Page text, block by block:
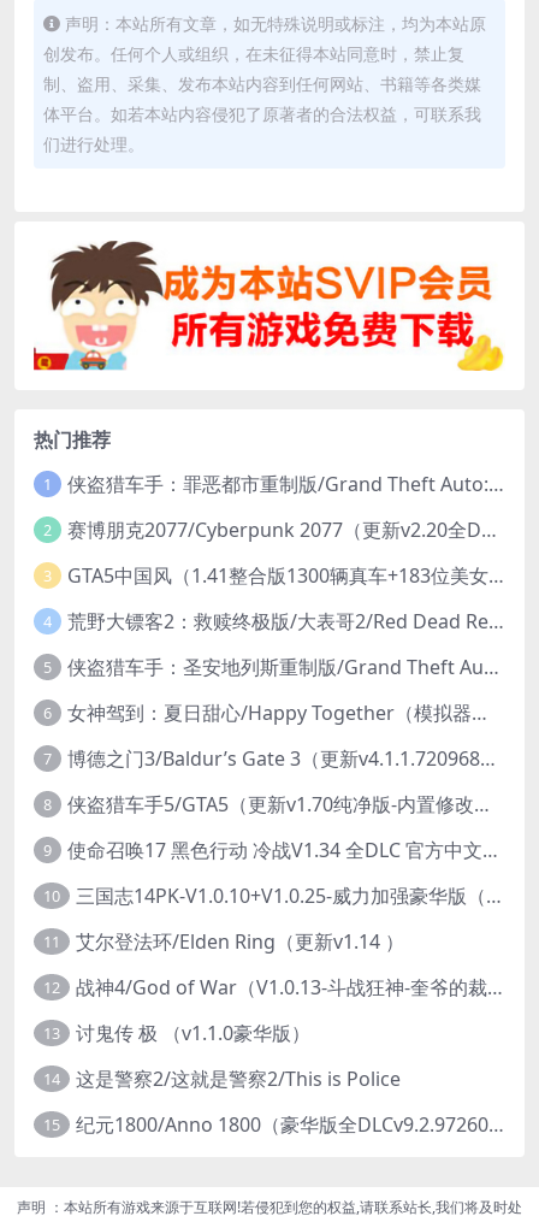
声明：本站所有文章，如无特殊说明或标注，均为本站原
创发布。任何个人或组织，在未征得本站同意时，禁止复
制、盗用、采集、发布本站内容到任何网站、书籍等各类媒
体平台。如若本站内容侵犯了原著者的合法权益，可联系我
们进行处理。
热门推荐
1 侠盗猎车手：罪恶都市重制版/Grand Theft Auto: Vice City – The Definitive Edition
2 赛博朋克2077/Cyberpunk 2077（更新v2.20全DLC）
3 GTA5中国风（1.41整合版1300辆真车+183位美女与英雄+200%存档）
4 荒野大镖客2：救赎终极版/大表哥2/Red Dead Redemption 2: Ultimate Edition（更新v1491.50终极版）
5 侠盗猎车手：圣安地列斯重制版/Grand Theft Auto: San Andreas – The Definitive Edition（更新v1.113.49697469）
6 女神驾到：夏日甜心/Happy Together（模拟器版-升级豪华终极珍藏版+全DLC）
7 博德之门3/Baldur’s Gate 3（更新v4.1.1.7209685）
8 侠盗猎车手5/GTA5（更新v1.70纯净版-内置修改器+通关存档）
9 使命召唤17 黑色行动 冷战V1.34 全DLC 官方中文版COD17
10 三国志14PK-V1.0.10+V1.0.25-威力加强豪华版（武将面容套装-全DLC+季票+特典+中文语音+编辑修改器）
11 艾尔登法环/Elden Ring（更新v1.14 ）
12 战神4/God of War（V1.0.13-斗战狂神-奎爷的裁决+全DLC）
13 讨鬼传 极 （v1.1.0豪华版）
14 这是警察2/这就是警察2/This is Police
15 纪元1800/Anno 1800（豪华版全DLCv9.2.972600）
声明 ：本站所有游戏来源于互联网!若侵犯到您的权益,请联系站长,我们将及时处